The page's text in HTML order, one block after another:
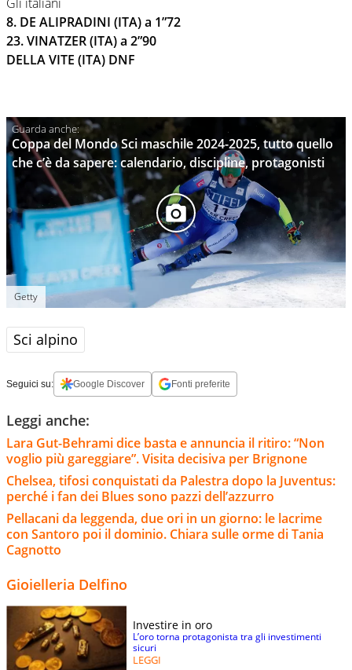
Gli italiani
8. DE ALIPRADINI (ITA) a 1”72
23. VINATZER (ITA) a 2”90
DELLA VITE (ITA) DNF
Coppa del Mondo Sci maschile 2024-2025, tutto quello
che c’è da sapere: calendario, discipline, protagonisti
Getty
Sci alpino
Seguici su: Google Discover Fonti preferite
Leggi anche:
Lara Gut-Behrami dice basta e annuncia il ritiro: “Non
voglio più gareggiare”. Visita decisiva per Brignone
Chelsea, tifosi conquistati da Palestra dopo la Juventus:
perché i fan dei Blues sono pazzi dell’azzurro
Pellacani da leggenda, due ori in un giorno: le lacrime
con Santoro poi il dominio. Chiara sulle orme di Tania
Cagnotto
Gioielleria Delfino
Investire in oro
L’oro torna protagonista tra gli investimenti
sicuri
LEGGI